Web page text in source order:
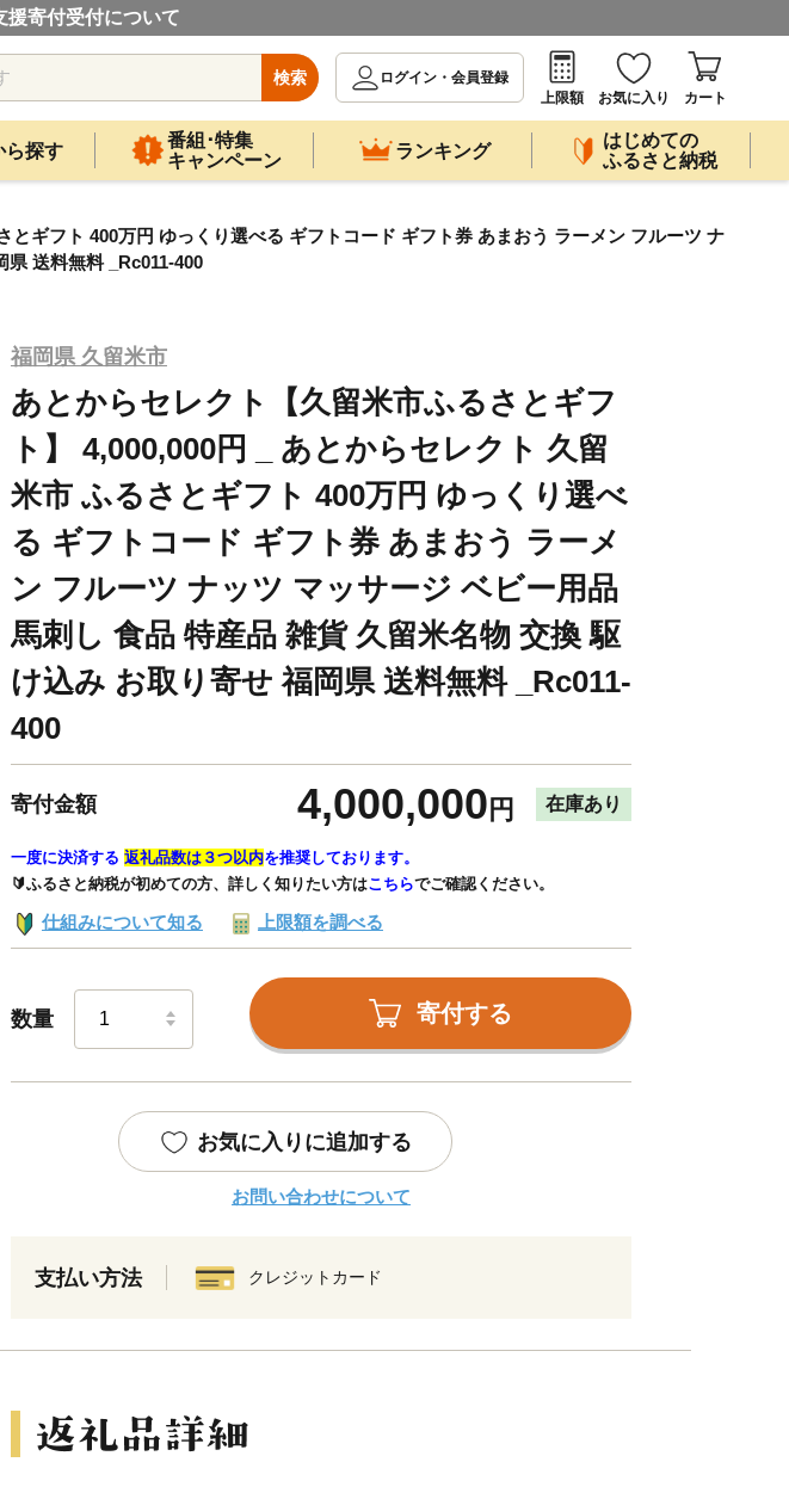
援寄付受付について
検索
ログイン・会員登録
上限額
お気に入り カート
ら探す
番組･特集
キャンペーン
ランキング
はじめての
ふるさと納税
ギフト 400万円 ゆっくり選べる ギフトコード ギフト券 あまおう ラーメン フルーツ ナ
送料無料 _Rc011-400
福岡県 久留米市
あとからセレクト【久留米市ふるさとギフ
ト】 4,000,000円 _ あとからセレクト 久留
米市 ふるさとギフト 400万円 ゆっくり選べ
る ギフトコード ギフト券 あまおう ラーメ
ン フルーツ ナッツ マッサージ ベビー用品
馬刺し 食品 特産品 雑貨 久留米名物 交換 駆
け込み お取り寄せ 福岡県 送料無料 _Rc011-
400
寄付金額 4,000,000 円 在庫あり
一度に決済する 返礼品数は３つ以内を推奨しております。
🔰ふるさと納税が初めての方、詳しく知りたい方はこちらでご確認ください。
仕組みについて知る 上限額を調べる
数量 寄付する
お気に入りに追加する
お問い合わせについて
支払い方法 クレジットカード